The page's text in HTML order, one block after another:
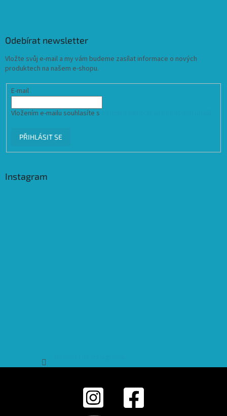
Odebírat newsletter
Vložte svůj e-mail a my vám budeme zasílat informace o nových
produktech na našem e-shopu.
E-mail
Vložením e-mailu souhlasíte s
PŘIHLÁSIT SE
Instagram